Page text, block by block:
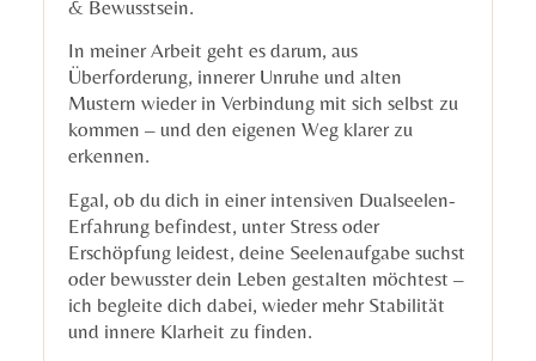
& Bewusstsein.
In meiner Arbeit geht es darum, aus
Überforderung, innerer Unruhe und alten
Mustern wieder in Verbindung mit sich selbst zu
kommen – und den eigenen Weg klarer zu
erkennen.
Egal, ob du dich in einer intensiven Dualseelen-
Erfahrung befindest, unter Stress oder
Erschöpfung leidest, deine Seelenaufgabe suchst
oder bewusster dein Leben gestalten möchtest –
ich begleite dich dabei, wieder mehr Stabilität
und innere Klarheit zu finden.